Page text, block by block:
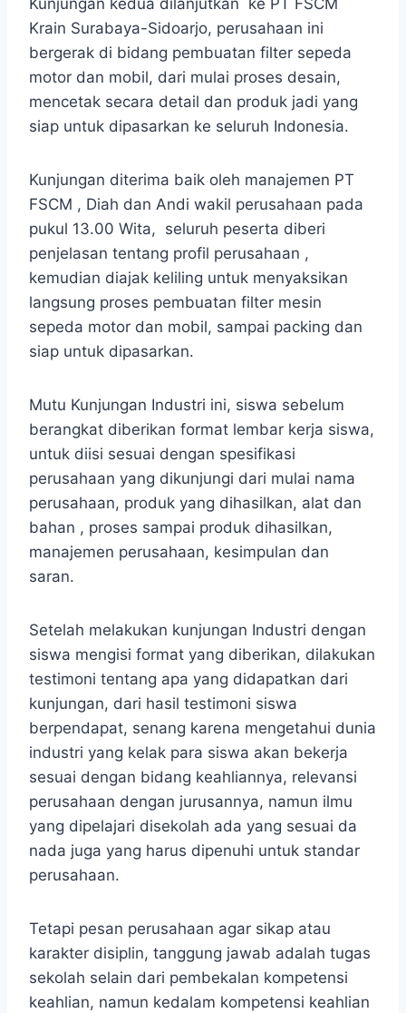
Krain Surabaya-Sidoarjo, perusahaan ini
bergerak di bidang pembuatan filter sepeda
motor dan mobil, dari mulai proses desain,
mencetak secara detail dan produk jadi yang
siap untuk dipasarkan ke seluruh Indonesia.
Kunjungan diterima baik oleh manajemen PT
FSCM , Diah dan Andi wakil perusahaan pada
pukul 13.00 Wita, seluruh peserta diberi
penjelasan tentang profil perusahaan ,
kemudian diajak keliling untuk menyaksikan
langsung proses pembuatan filter mesin
sepeda motor dan mobil, sampai packing dan
siap untuk dipasarkan.
Mutu Kunjungan Industri ini, siswa sebelum
berangkat diberikan format lembar kerja siswa,
untuk diisi sesuai dengan spesifikasi
perusahaan yang dikunjungi dari mulai nama
perusahaan, produk yang dihasilkan, alat dan
bahan , proses sampai produk dihasilkan,
manajemen perusahaan, kesimpulan dan
saran.
Setelah melakukan kunjungan Industri dengan
siswa mengisi format yang diberikan, dilakukan
testimoni tentang apa yang didapatkan dari
kunjungan, dari hasil testimoni siswa
berpendapat, senang karena mengetahui dunia
industri yang kelak para siswa akan bekerja
sesuai dengan bidang keahliannya, relevansi
perusahaan dengan jurusannya, namun ilmu
yang dipelajari disekolah ada yang sesuai da
nada juga yang harus dipenuhi untuk standar
perusahaan.
Tetapi pesan perusahaan agar sikap atau
karakter disiplin, tanggung jawab adalah tugas
sekolah selain dari pembekalan kompetensi
keahlian, namun kedalam kompetensi keahlian